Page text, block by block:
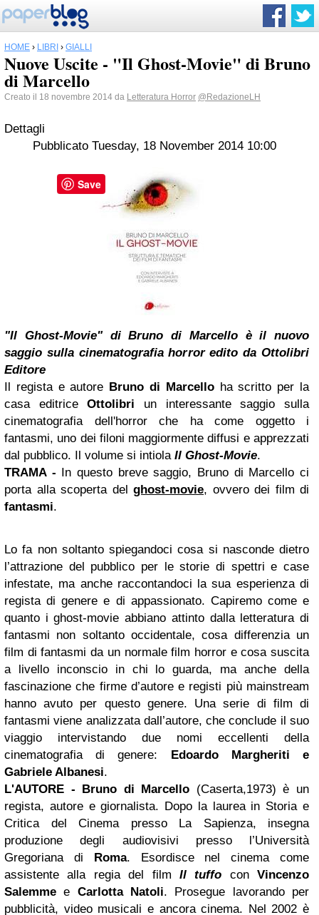
HOME › LIBRI › GIALLI
Nuove Uscite - "Il Ghost-Movie" di Bruno
di Marcello
Creato il 18 novembre 2014 da Letteratura Horror @RedazioneLH
Dettagli
Pubblicato Tuesday, 18 November 2014 10:00
"Il Ghost-Movie" di Bruno di Marcello è il nuovo
saggio sulla cinematografia horror edito da Ottolibri
Editore
Il regista e autore Bruno di Marcelloha scritto per la
casa editriceOttolibri un interessante saggio sulla
cinematografia dell'horror che ha come oggetto i
fantasmi, uno dei filoni maggiormente diffusi e apprezzati
dal pubblico. Il volume si intiola Il Ghost-Movie.
TRAMA - In questo breve saggio, Bruno di Marcello ci
porta alla scoperta del ghost-movie, ovvero dei film di
fantasmi.
Lo fa non soltanto spiegandoci cosa si nasconde dietro
l’attrazione del pubblico per le storie di spettri e case
infestate, ma anche raccontandoci la sua esperienza di
regista di genere e di appassionato. Capiremo come e
quanto i ghost-movie abbiano attinto dalla letteratura di
fantasmi non soltanto occidentale, cosa differenzia un
film di fantasmi da un normale film horror e cosa suscita
a livello inconscio in chi lo guarda, ma anche della
fascinazione che firme d’autore e registi più mainstream
hanno avuto per questo genere. Una serie di film di
fantasmi viene analizzata dall’autore, che conclude il suo
viaggio intervistando due nomi eccellenti della
cinematografia di genere: Edoardo Margheriti e
Gabriele Albanesi.
L'AUTORE - Bruno di Marcello (Caserta,1973) è un
regista, autore e giornalista. Dopo la laurea in Storia e
Critica del Cinema presso La Sapienza, insegna
produzione degli audiovisivi presso l’Università
Gregoriana di Roma. Esordisce nel cinema come
assistente alla regia del film Il tuffo con Vincenzo
Salemme e Carlotta Natoli. Prosegue lavorando per
pubblicità, video musicali e ancora cinema. Nel 2002 è
Save